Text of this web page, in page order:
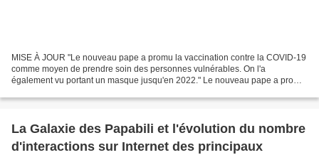
MISE À JOUR "Le nouveau pape a promu la vaccination contre la COVID-19
comme moyen de prendre soin des personnes vulnérables. On l'a
également vu portant un masque jusqu'en 2022." Le nouveau pape a promu
La Galaxie des Papabili et l'évolution du nombre
d'interactions sur Internet des principaux